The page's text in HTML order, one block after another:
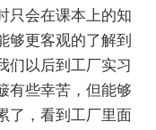
只会在课本上的知
够更客观的了解到
们以后到工厂实习
有些幸苦，但能够
了，看到工厂里面